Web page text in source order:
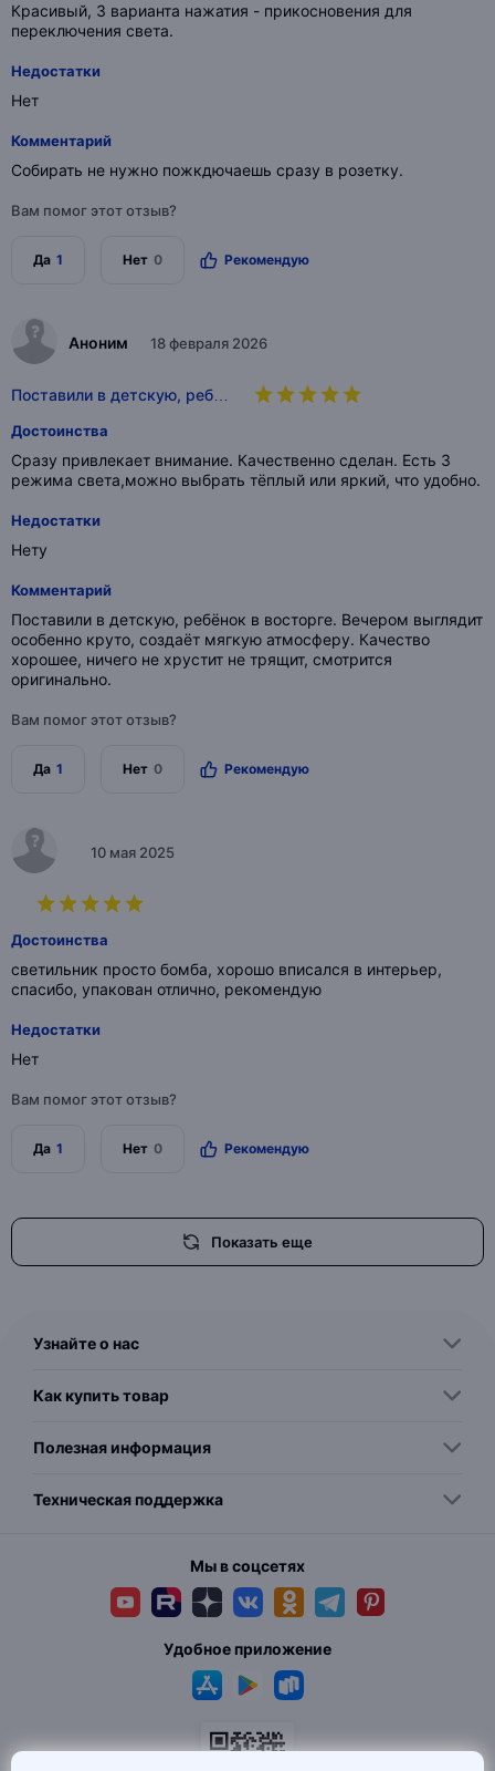
Красивый, 3 варианта нажатия - прикосновения для
переключения света.
Недостатки
Нет
Комментарий
Собирать не нужно пожкдючаешь сразу в розетку.
Вам помог этот отзыв?
Да 1 Нет 0 Рекомендую
Аноним 18 февраля 2026
Поставили в детскую, реб…
Достоинства
Cразу привлекает внимание. Качественно сделан. Есть 3
режима света,можно выбрать тёплый или яркий, что удобно.
Недостатки
Нету
Комментарий
Поставили в детскую, ребёнок в восторге. Вечером выглядит
особенно круто, создаёт мягкую атмосферу. Качество
хорошее, ничего не хрустит не трящит, смотрится
оригинально.
Вам помог этот отзыв?
Да 1 Нет 0 Рекомендую
10 мая 2025
Достоинства
светильник просто бомба, хорошо вписался в интерьер,
спасибо, упакован отлично, рекомендую
Недостатки
Нет
Вам помог этот отзыв?
Да 1 Нет 0 Рекомендую
Показать еще
Узнайте о нас
Как купить товар
Полезная информация
Техническая поддержка
Мы в соцсетях
Удобное приложение